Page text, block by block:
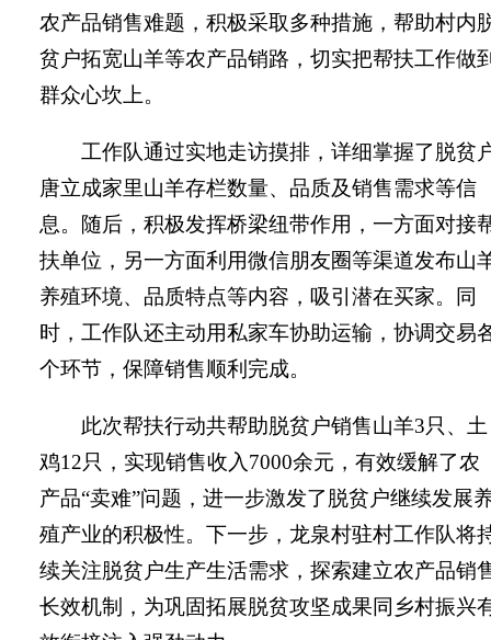
农产品销售难题，积极采取多种措施，帮助村内
贫户拓宽山羊等农产品销路，切实把帮扶工作做
群众心坎上。
工作队通过实地走访摸排，详细掌握了脱贫
唐立成家里山羊存栏数量、品质及销售需求等信
息。随后，积极发挥桥梁纽带作用，一方面对接
扶单位，另一方面利用微信朋友圈等渠道发布山
养殖环境、品质特点等内容，吸引潜在买家。同
时，工作队还主动用私家车协助运输 ， 协调交易
个环节，保障销售顺利完成。
此次帮扶行动共帮助脱贫户销售山羊3只、土
鸡12只， 实现销售收入7000余元，有效缓解了农
产品“卖难”问题，进一步激发了脱贫户继续发展
殖产业的积极性。下一步，龙泉村驻村工作队将
续关注脱贫户生产生活需求，探索建立农产品销
长效机制，为巩固拓展脱贫攻坚成果同乡村振兴